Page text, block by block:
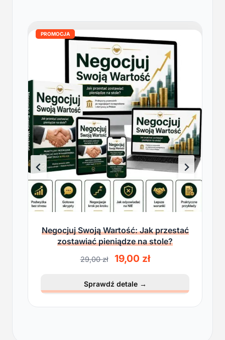
PROMOCJA
Negocjuj Swoją Wartość: Jak przestać
zostawiać pieniądze na stole?
29,00zł
P
e
r
19,00 złA
u
Sprawdź detale →